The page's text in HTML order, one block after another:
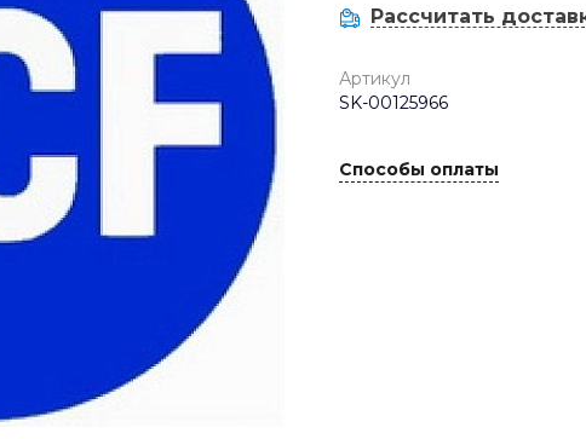
Рассчитать
Артикул
SK-00125966
Способы оплаты